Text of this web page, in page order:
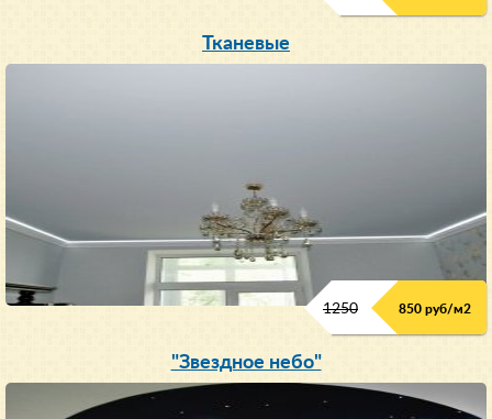
Тканевые
1250 850 руб/м2
"Звездное небо"